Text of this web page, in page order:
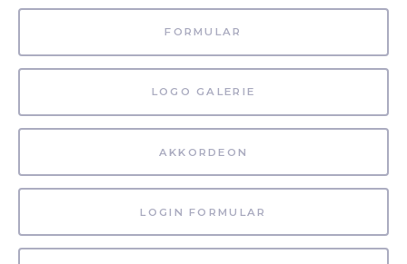
FORMULAR
LOGO GALERIE
AKKORDEON
LOGIN FORMULAR